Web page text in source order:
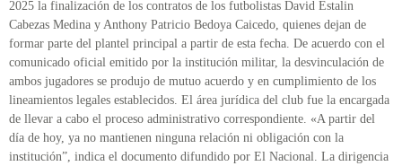
2025 la finalización de los contratos de los futbolistas David Estalin
Cabezas Medina y Anthony Patricio Bedoya Caicedo, quienes dejan de
formar parte del plantel principal a partir de esta fecha. De acuerdo con el
comunicado oficial emitido por la institución militar, la desvinculación de
ambos jugadores se produjo de mutuo acuerdo y en cumplimiento de los
lineamientos legales establecidos. El área jurídica del club fue la encargada
de llevar a cabo el proceso administrativo correspondiente. «A partir del
día de hoy, ya no mantienen ninguna relación ni obligación con la
institución”, indica el documento difundido por El Nacional. La dirigencia